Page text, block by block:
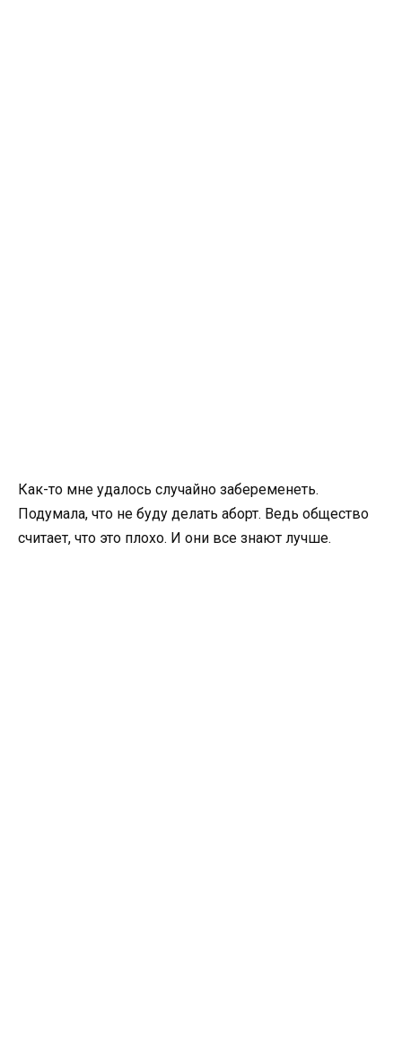
Как-то мне удалось случайно забеременеть.
Подумала, что не буду делать аборт. Ведь общество
считает, что это плохо. И они все знают лучше.